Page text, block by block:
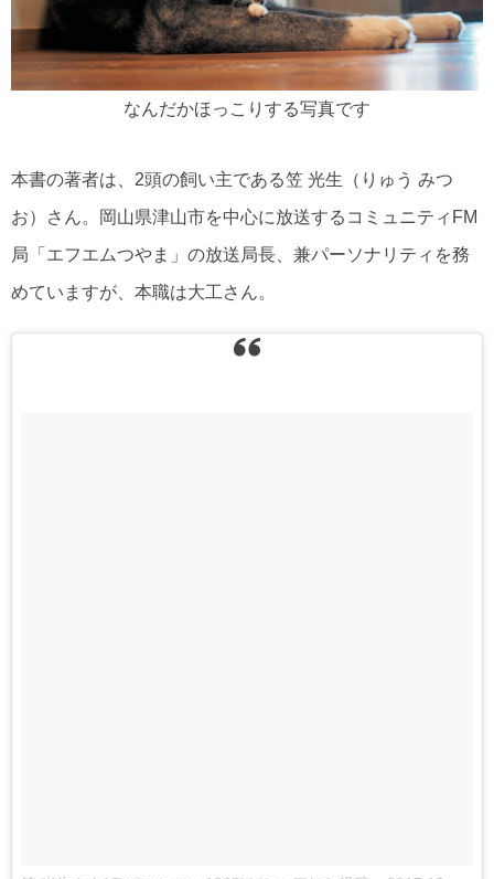
なんだかほっこりする写真です
本書の著者は、2頭の飼い主である笠 光生（りゅう みつ
お）さん。岡山県津山市を中心に放送するコミュニティFM
局「エフエムつやま」の放送局長、兼パーソナリティを務
めていますが、本職は大工さん。